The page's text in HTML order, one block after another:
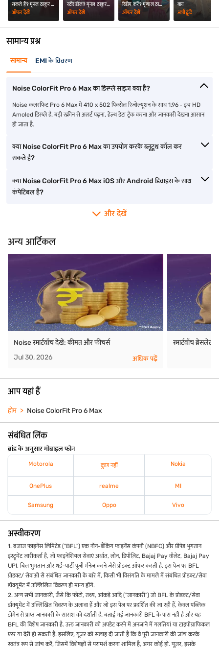
सकते हैं? मृनल ठाकुर ने
दी जानकारी
ऑफर देखें
स्टोर डील? मृनल ठाकुर ने
दी जानकारी
ऑफर देखें
रिडीम करें? मृणाल ठाकुर
ने आपको बताया
ऑफर देखें
बाय
अभी ढूंढें
सामान्य प्रश्न
सामान्य EMI के विवरण
Noise ColorFit Pro 6 Max का डिस्प्ले साइज़ क्या है?
Noise कलरफिट Pro 6 Max में 410 x 502 पिक्सेल रिज़ोल्यूशन के साथ 1.96 ‐ इंच HD
Amoled डिस्प्ले है. बड़ी स्क्रीन से अलर्ट पढ़ना, हेल्थ डेटा ट्रैक करना और जानकारी देखना आसान
हो जाता है.
क्या Noise ColorFit Pro 6 Max का उपयोग करके ब्लूटूथ कॉल कर
सकते हैं?
क्या Noise ColorFit Pro 6 Max iOS और Android डिवाइस के साथ
कंपेटिबल है?
और देखें
अन्य आर्टिकल
Noise स्मार्टवॉच देखें: कीमत और फीचर्स
Jul 30, 2026
अधिक पढ़ें
स्मार्टवॉच
आप यहां हैं
होम Noise ColorFit Pro 6 Max
संबंधित लिंक
ब्रांड के अनुसार मोबाइल फोन
Motorola कुछ नहीं Nokia
OnePlus realme MI
Samsung Oppo Vivo
अस्वीकरण
1. बजाज फाइनेंस लिमिटेड ("BFL") एक नॉन-बैंकिंग फाइनेंस कंपनी (NBFC) और प्रीपेड भुगतान
इंस्ट्रूमेंट जारीकर्ता है, जो फाइनेंशियल सेवाएं अर्थात, लोन, डिपॉज़िट, Bajaj Pay वॉलेट, Bajaj Pay
UPI, बिल भुगतान और थर्ड-पार्टी पूंजी मैनेज करने जैसे प्रोडक्ट ऑफर करती है. इस पेज पर BFL
प्रोडक्ट/ सेवाओं से संबंधित जानकारी के बारे में, किसी भी विसंगति के मामले में संबंधित प्रोडक्ट/सेवा
डॉक्यूमेंट में उल्लिखित विवरण ही मान्य होंगे.
2. अन्य सभी जानकारी, जैसे कि फोटो, तथ्य, आंकड़े आदि ("जानकारी") जो BFL के प्रोडक्ट/सेवा
डॉक्यूमेंट में उल्लिखित विवरण के अलावा हैं और जो इस पेज पर प्रदर्शित की जा रही हैं, केवल पब्लिक
डोमेन से प्राप्त जानकारी के सारांश को दर्शाती है. बताई गई जानकारी BFL के पास नहीं है और यह
BFL की विशेष जानकारी है. उक्त जानकारी को अपडेट करने में अनजाने में गलतियां या टाइपोग्राफिकल
एरर या देरी हो सकती है. इसलिए, यूज़र को सलाह दी जाती है कि वे पूरी जानकारी की जांच करके
स्वतंत्र रूप से जांच करें, जिसमें विशेषज्ञों से परामर्श करना शामिल है, अगर कोई हो. यूज़र, इसके